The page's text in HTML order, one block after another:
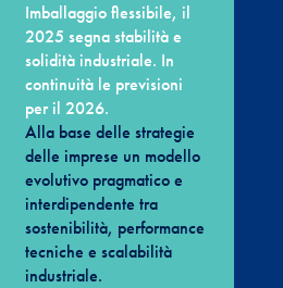
Imballaggio flessibile, il
2025 segna stabilità e
solidità industriale. In
continuità le previsioni
per il 2026.
Alla base delle strategie
delle imprese un modello
evolutivo pragmatico e
interdipendente tra
sostenibilità, performance
tecniche e scalabilità
industriale.